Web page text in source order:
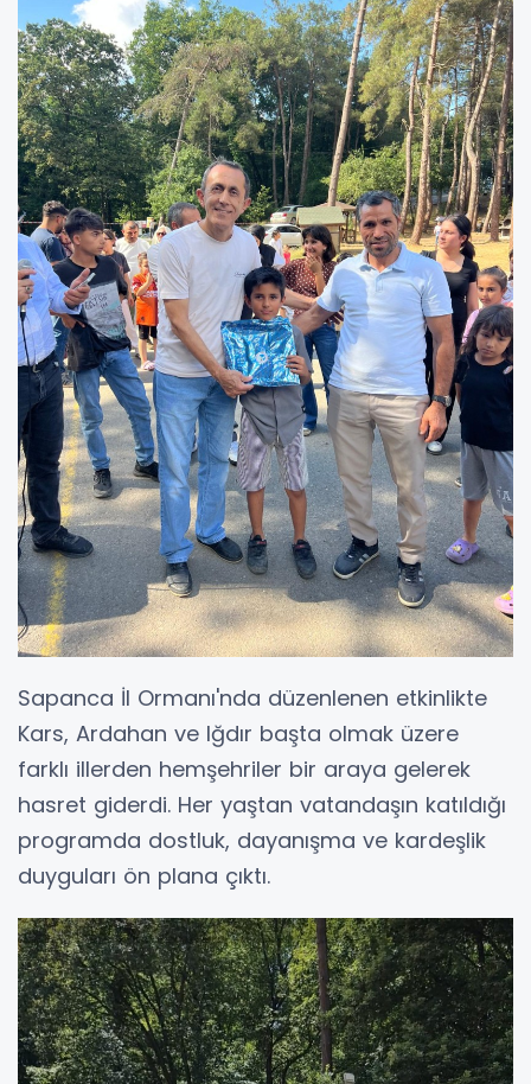
Sapanca İl Ormanı'nda düzenlenen etkinlikte
Kars, Ardahan ve Iğdır başta olmak üzere
farklı illerden hemşehriler bir araya gelerek
hasret giderdi. Her yaştan vatandaşın katıldığı
programda dostluk, dayanışma ve kardeşlik
duyguları ön plana çıktı.